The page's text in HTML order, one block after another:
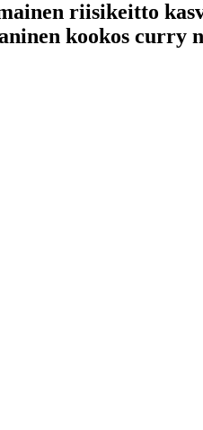
riisikeitto
kookos curry